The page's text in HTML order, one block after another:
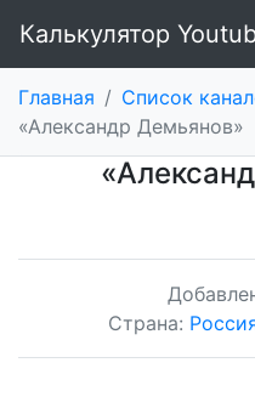
Калькулятор
Главная / Список
«Александр Демьянов»
Страна: